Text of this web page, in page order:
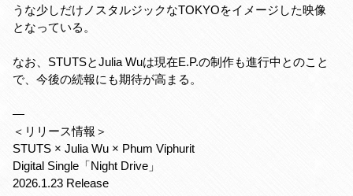
うな少しだけノスタルジックなTOKYOをイメージした映像
となっている。
なお、STUTSとJulia Wuは現在E.P.の制作も進行中とのこと
で、今後の続報にも期待が高まる。
—
＜リリース情報＞
STUTS × Julia Wu × Phum Viphurit
Digital Single「Night Drive」
2026.1.23 Release